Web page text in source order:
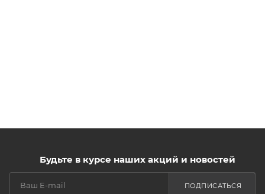
Будьте в курсе наших акций и новостей
ПОДПИСАТЬСЯ